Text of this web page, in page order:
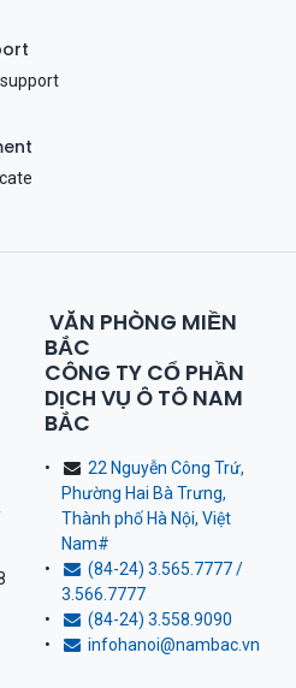
VĂN PHÒNG MIỀN
BẮC
CÔNG TY CỔ PHẦN
DỊCH VỤ Ô TÔ NAM
BẮC
22 Nguyễn Công Trứ,
Phường Hai Bà Trưng,
Thành phố Hà Nội, Việt
Nam#
(84-24) 3.565.7777 /
3.566.7777
(84-24) 3.558.9090
infohanoi@nambac.vn